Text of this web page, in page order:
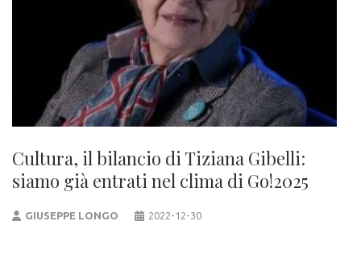
Cultura, il bilancio di Tiziana Gibelli:
siamo già entrati nel clima di Go!2025
GIUSEPPE LONGO 2022-12-30